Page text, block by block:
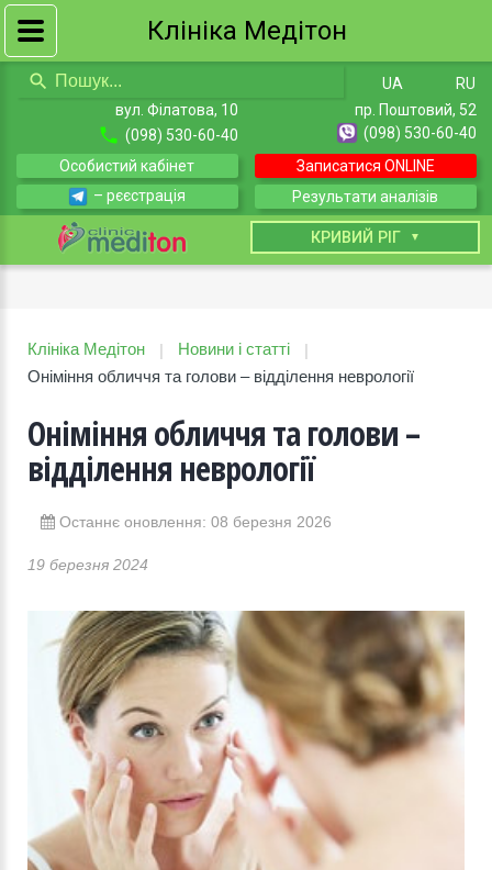
UA
RU
вул. Філатова, 10
(098) 530-60-40
пр. Поштовий, 52
(098) 530-60-40
Особистий кабінет
– рєєстрація
Записатися ONLINE
Результати аналізів
КРИВИЙ РІГ
Клініка Медітон | Новини і статті
|
Оніміння обличчя та голови – відділення неврології
Оніміння обличчя та голови –
відділення неврології
Останнє оновлення: 08 березня 2026
19 березня 2024
Клініка Медітон